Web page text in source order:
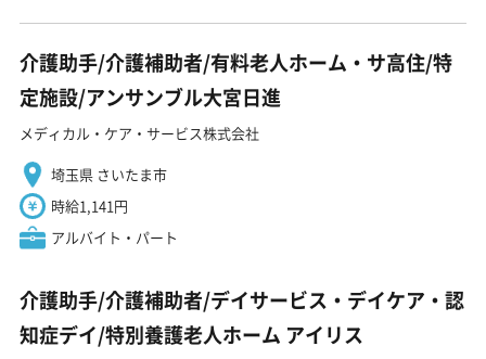
介護助手/介護補助者/有料老人ホーム・サ高住/特
定施設/アンサンブル大宮日進
メディカル・ケア・サービス株式会社
埼玉県 さいたま市
時給1,141円
アルバイト・パート
介護助手/介護補助者/デイサービス・デイケア・認
知症デイ/特別養護老人ホーム アイリス